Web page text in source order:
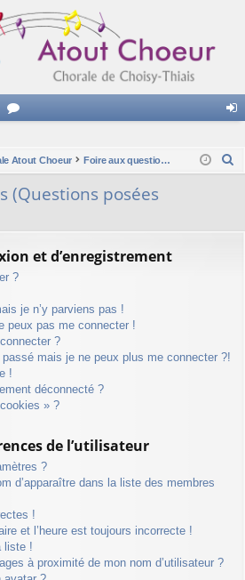
u
m
ne
Atout Choeur Foire aux questions (Questions posées fréquemment)
(Questions posées
et d’enregistrement
?
je n’y parviens pas !
peux pas me connecter !
?
mais je ne peux plus me connecter ?!
!
déconnecté ?
» ?
de l’utilisateur
?
d’apparaître dans la liste des membres
!
et l’heure est toujours incorrecte !
liste !
à proximité de mon nom d’utilisateur ?